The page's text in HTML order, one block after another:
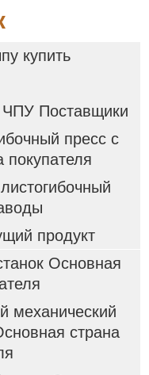
купить
ЧПУ Поставщики
пресс с
покупателя
продукт
Основная
механический
страна